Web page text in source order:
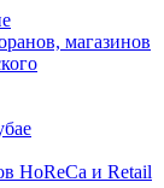
магазинов
HoReCa и Retail